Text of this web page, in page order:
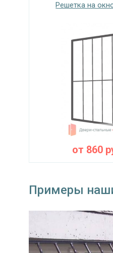
Решетка на
от 860
Примеры